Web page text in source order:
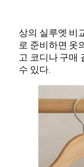
상의 실루엣 비
로 준비하면 옷
고 코디나 구매
수 있다.